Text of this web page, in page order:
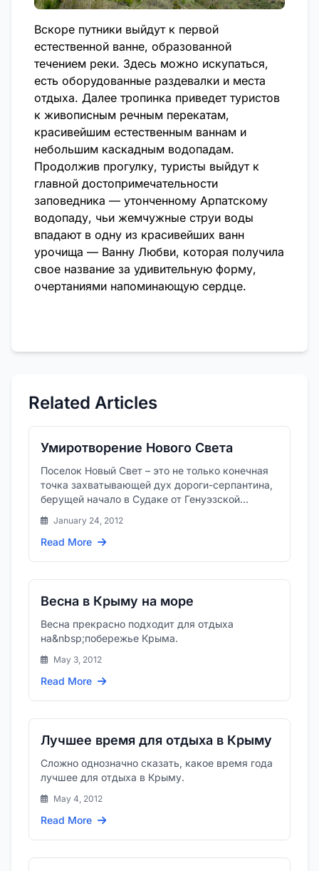
Вскоре путники выйдут к первой
естественной ванне, образованной
течением реки. Здесь можно искупаться,
есть оборудованные раздевалки и места
отдыха. Далее тропинка приведет туристов
к живописным речным перекатам,
красивейшим естественным ваннам и
небольшим каскадным водопадам.
Продолжив прогулку, туристы выйдут к
главной достопримечательности
заповедника — утонченному Арпатскому
водопаду, чьи жемчужные струи воды
впадают в одну из красивейших ванн
урочища — Ванну Любви, которая получила
свое название за удивительную форму,
очертаниями напоминающую сердце.
Related Articles
Умиротворение Нового Света
Поселок Новый Свет – это не только конечная
точка захватывающей дух дороги-серпантина,
берущей начало в Судаке от Генуэзской
крепости. Это совершенно...
January 24, 2012
Read More
Весна в Крыму на море
Весна прекрасно подходит для отдыха
на&nbsp;побережье Крыма.
May 3, 2012
Read More
Лучшее время для отдыха в Крыму
Сложно однозначно сказать, какое время года
лучшее для отдыха в Крыму.
May 4, 2012
Read More